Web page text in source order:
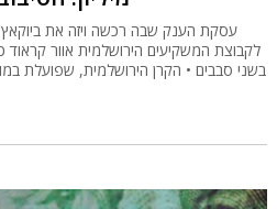
בשני סבבים • הקרן הירושלמית, שפועלת